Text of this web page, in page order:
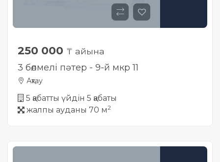
250 000 ₸ айына
3 бөлмелі пәтер - 9-й мкр 11
Ақтау
5 қабатты үйдін 5 қабаты
жалпы ауданы 70 м2